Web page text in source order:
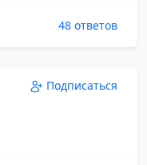
48 ответов
Подписаться